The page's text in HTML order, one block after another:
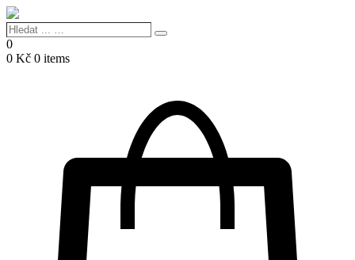
Hledat
...
…
Search
0
0 Kč 0 items